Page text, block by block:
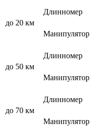
до 20 км
Длинномер
Манипулятор
до 50 км
Длинномер
Манипулятор
до 70 км
Длинномер
Манипулятор